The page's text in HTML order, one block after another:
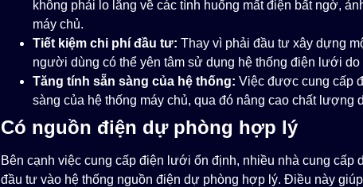
không phải lo lắng về các tình huống mất điện bất ngờ,
máy chủ.
Tiết kiệm chi phí đầu tư: Thay vì phải đầu tư xây dựng
người dùng có thể yên tâm sử dụng hệ thống điện lưới
Tăng tính sẵn sàng của hệ thống: Việc được cung cấp
sàng của hệ thống máy chủ, qua đó nâng cao chất lượng
Có nguồn điện dự phòng hợp lý
Bên cạnh việc cung cấp điện lưới ổn định, nhiều nhà cung cấp
đầu tư vào hệ thống nguồn điện dự phòng hợp lý. Điều này